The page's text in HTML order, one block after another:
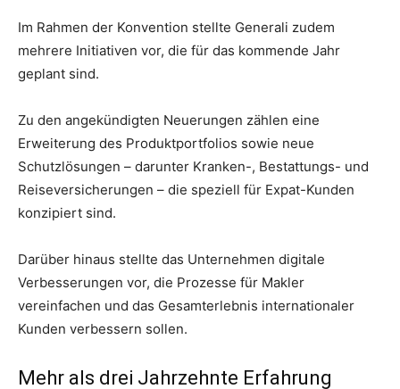
Im Rahmen der Konvention stellte Generali zudem
mehrere Initiativen vor, die für das kommende Jahr
geplant sind.
Zu den angekündigten Neuerungen zählen eine
Erweiterung des Produktportfolios sowie neue
Schutzlösungen – darunter Kranken-, Bestattungs- und
Reiseversicherungen – die speziell für Expat-Kunden
konzipiert sind.
Darüber hinaus stellte das Unternehmen digitale
Verbesserungen vor, die Prozesse für Makler
vereinfachen und das Gesamterlebnis internationaler
Kunden verbessern sollen.
Mehr als drei Jahrzehnte Erfahrung